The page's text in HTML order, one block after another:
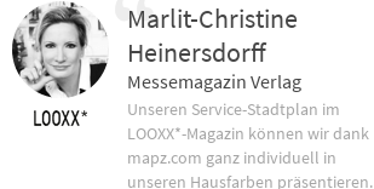
Marlit-Christine
Heinersdorff
Messemagazin Verlag
Unseren Service-Stadtplan im
LOOXX*-Magazin können wir dank
mapz.com ganz individuell in
unseren Hausfarben präsentieren.